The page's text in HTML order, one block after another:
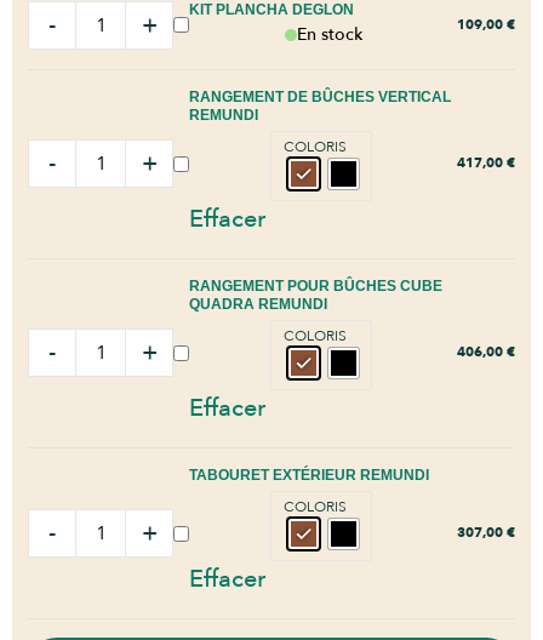
KIT PLANCHA DEGLON
En stock
- + 109,00 €
RANGEMENT DE BÛCHES VERTICAL
REMUNDI
COLORIS
Effacer
- + 417,00 €
RANGEMENT POUR BÛCHES CUBE
QUADRA REMUNDI
COLORIS
Effacer
- + 406,00 €
TABOURET EXTÉRIEUR REMUNDI
COLORIS
Effacer
- + 307,00 €